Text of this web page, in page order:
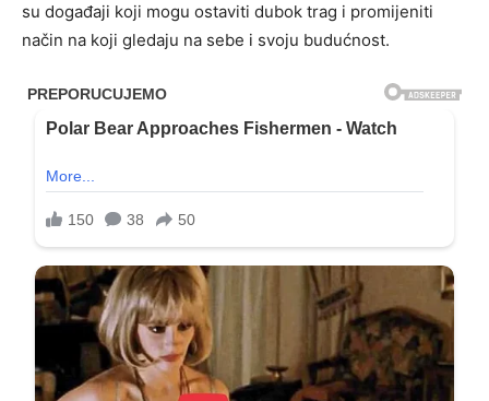
su događaji koji mogu ostaviti dubok trag i promijeniti
način na koji gledaju na sebe i svoju budućnost.